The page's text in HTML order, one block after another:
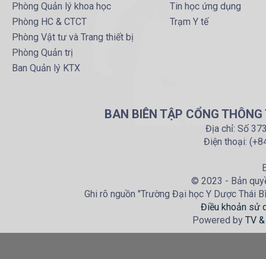
Phòng Quản lý khoa học
Phòng HC & CTCT
Phòng Vật tư và Trang thiết bị
Phòng Quản trị
Ban Quản lý KTX
Tin học ứng dụng
Trạm Y tế
BAN BIÊN TẬP CỔNG
Địa chỉ: Số
Điện thoại:
© 2023 - Bản
Ghi rõ nguồn "Trường Đại học Y Dược Thái
Điều khoản sử
Powered by TV